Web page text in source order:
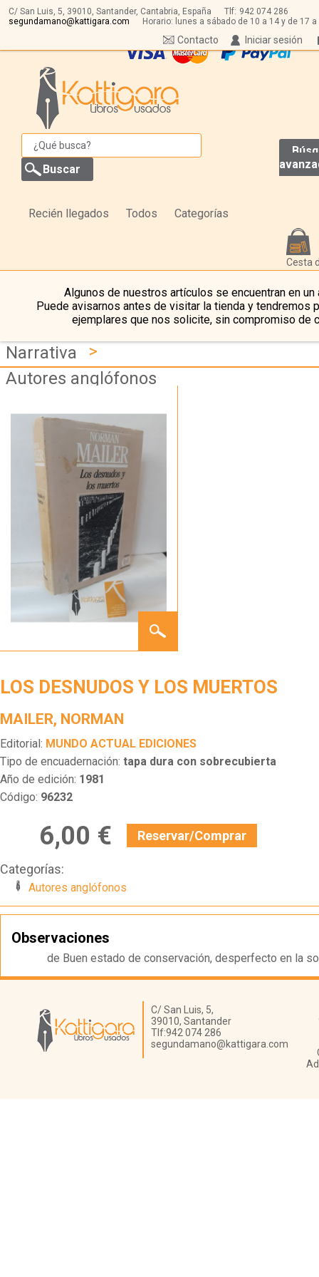
C/ San Luis, 5, 39010, Santander, Cantabria, España Tlf: 942 074 286
segundamano@kattigara.com
Horario: lunes a sábado de 10 a 14 y de 17 a
Iniciar sesión
Contacto
Recién llegados Todos Categorías
Cesta
Algunos de nuestros artículos se encuentran en un
Puede avisarnos antes de visitar la tienda y tendremos
ejemplares que nos solicite, sin compromiso de
Narrativa
>
Autores anglófonos
DESNUDOS
LOS DESNUDOS Y LOS MUERTOS
MAILER, NORMAN
Editorial: MUNDO ACTUAL EDICIONES
Tipo de encuadernación: tapa dura con sobrecubierta
Año de edición: 1981
Código: 96232
6,00 € Reservar/Comprar
Categorías:
Autores anglófonos
Observaciones
de Buen estado de conservación, desperfecto en la
Librería Kattigara
C/ San Luis, 5,
39010, Santander
Tlf:942 074 286
segundamano@kattigara.com